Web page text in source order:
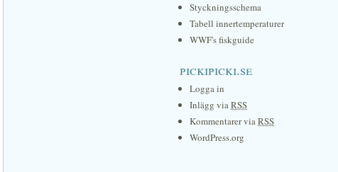
Styckningsschema
Tabell innertemperaturer
WWF's fiskguide
pickipicki.se
Logga in
Inlägg viaRSS
Kommentarer viaRSS
WordPress.org